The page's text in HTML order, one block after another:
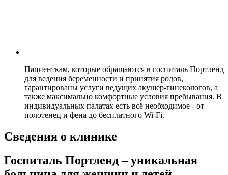
Пациенткам, которые обращаются в госпиталь Портленд
для ведения беременности и принятия родов,
гарантированы услуги ведущих акушер-гинекологов, а
также максимально комфортные условия пребывания. В
индивидуальных палатах есть всё необходимое - от
полотенец и фена до бесплатного Wi-Fi.
Сведения о клинике
Госпиталь Портленд – уникальная